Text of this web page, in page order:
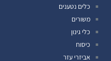
כלים נטענים
משורים
כלי גינון
כיסוח
אביזרי עזר